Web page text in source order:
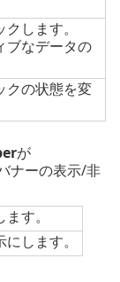
します。
ブなデータの
クの状態を変
が
ナーの表示/非
す。
します。